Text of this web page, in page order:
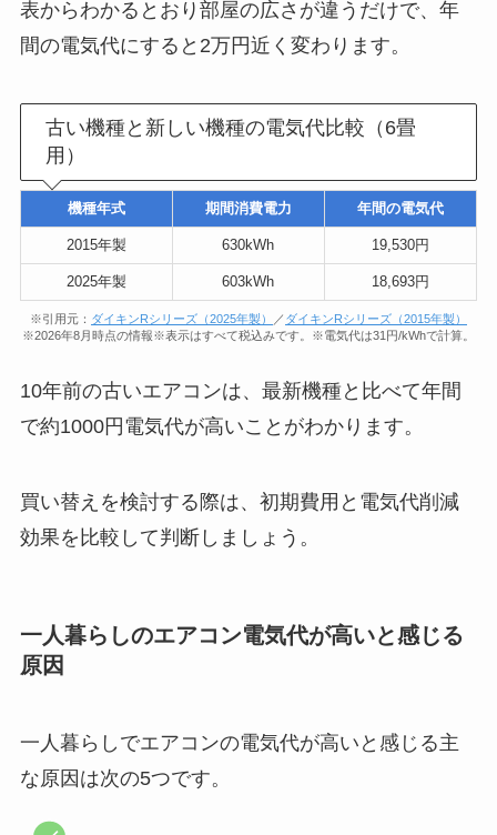
表からわかるとおり部屋の広さが違うだけで、年
間の電気代にすると2万円近く変わります。
古い機種と新しい機種の電気代比較（6畳
用）
機種年式 期間消費電力 年間の電気代
2015年製 630kWh 19,530円
2025年製 603kWh 18,693円
※引用元： ダイキンRシリーズ（2025年製） ／ ダイキンRシリーズ（2015年製）
※2026年8月時点の情報※表示はすべて税込みです。※電気代は31円/kWhで計算。
10年前の古いエアコンは、最新機種と比べて年間
で約1000円電気代が高いことがわかります。
買い替えを検討する際は、初期費用と電気代削減
効果を比較して判断しましょう。
一人暮らしのエアコン電気代が高いと感じる
原因
一人暮らしでエアコンの電気代が高いと感じる主
な原因は次の5つです。